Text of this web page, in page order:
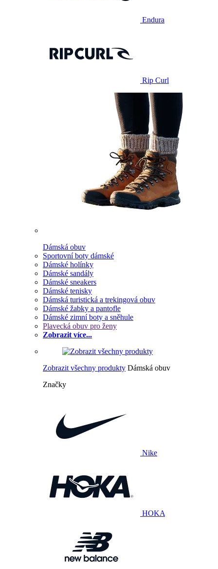
Endura
Rip Curl
Dámská obuv
Sportovní boty dámské
Dámské holínky
Dámské sandály
Dámské sneakers
Dámské tenisky
Dámská turistická a trekingová obuv
Dámské žabky a pantofle
Dámské zimní boty a sněhule
Plavecká obuv pro ženy
Zobrazit více...
Zobrazit všechny produkty Dámská obuv
Značky
Nike
HOKA